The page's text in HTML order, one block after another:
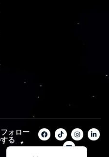
フォロー
する
English
Español
العربية